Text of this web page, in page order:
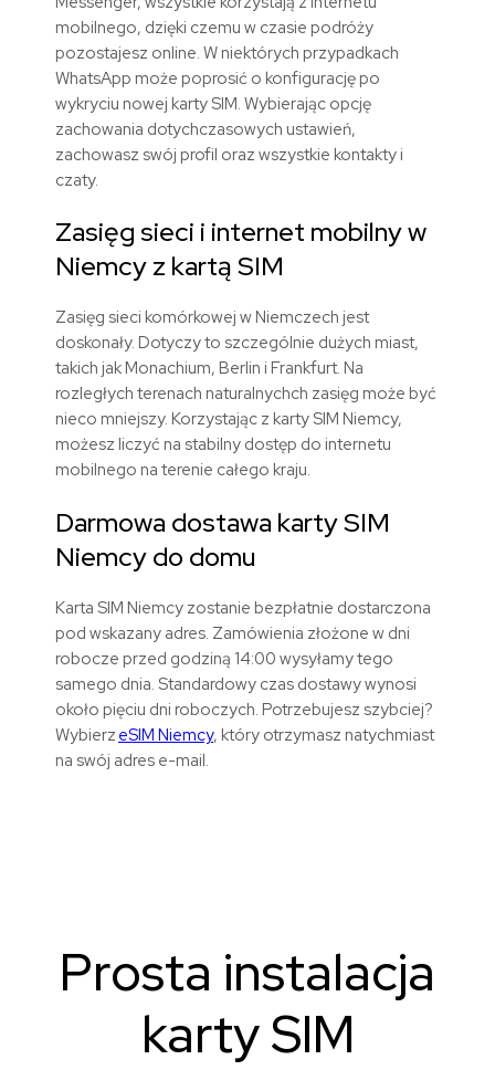
mobilnego, dzięki czemu w czasie podróży
pozostajesz online. W niektórych przypadkach
WhatsApp może poprosić o konfigurację po
wykryciu nowej karty SIM. Wybierając opcję
zachowania dotychczasowych ustawień,
zachowasz swój profil oraz wszystkie kontakty i
czaty.
Zasięg sieci i internet mobilnyw
Niemcyz kartąSIM
Zasięg sieci komórkowej w Niemczech jest
doskonały. Dotyczy to szczególnie dużych miast,
takich jak Monachium, Berlin i Frankfurt. Na
rozległych terenach naturalnychch zasięg może być
nieco mniejszy. Korzystając z karty SIM Niemcy,
możesz liczyć na stabilny dostęp do internetu
mobilnego na terenie całego kraju.
Darmowa dostawa karty SIM
Niemcydo domu
Karta SIM Niemcy zostanie bezpłatnie dostarczona
pod wskazany adres. Zamówienia złożone w dni
robocze przed godziną 14:00 wysyłamy tego
samego dnia. Standardowy czas dostawy wynosi
około pięciu dni roboczych. Potrzebujesz szybciej?
Wybierz eSIM Niemcy, który otrzymasz natychmiast
na swój adres e-mail.
Prosta instalacja
karty SIM